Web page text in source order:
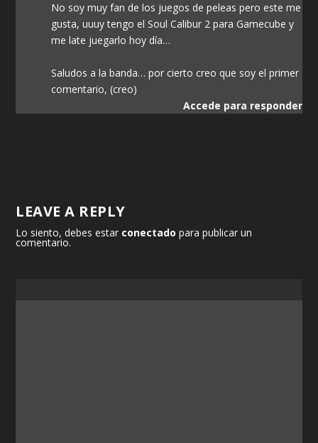
No soy muy fan de los juegos de peleas pero este me
gusta, uuuy tengo el Soul Calibur 2 para Gamecube y
me late juegarlo hoy día…
Saludos a la banda… por cierto creo que soy el primer
comentario, (creo)
Accede para responder
LEAVE A REPLY
Lo siento, debes estar conectado para publicar un
comentario.